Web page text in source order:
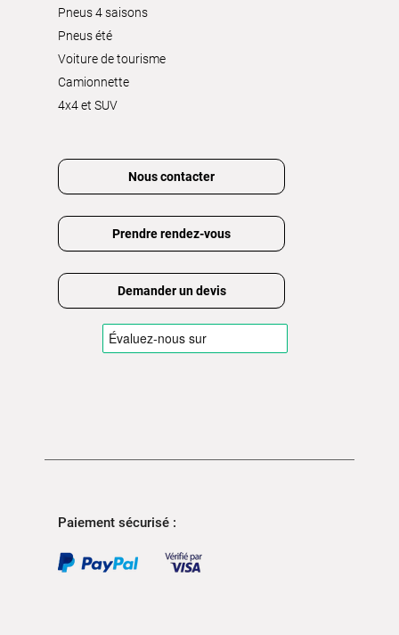
Pneus 4 saisons
Pneus été
Voiture de tourisme
Camionnette
4x4 et SUV
Nous contacter
Prendre rendez-vous
Demander un devis
Paiement sécurisé :